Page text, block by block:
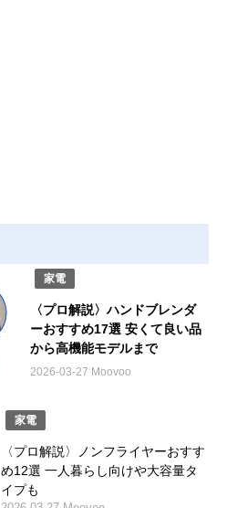
家電
〈プロ解説〉ハンドブレンダ
ーおすすめ17選 安くて良い品
から高機能モデルまで
2026-03-27 Moovoo
家電
〈プロ解説〉ノンフライヤーおすす
め12選 一人暮らし向けや大容量タ
イプも